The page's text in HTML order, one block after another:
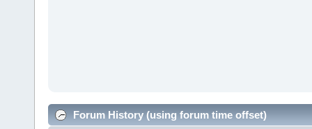
Forum History (using forum time offset)